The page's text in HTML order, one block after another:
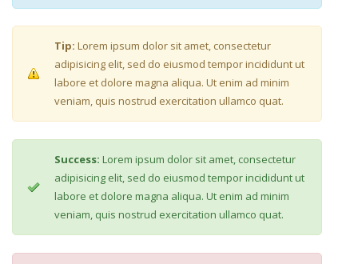
Tip: Lorem ipsum dolor sit amet, consectetur
adipisicing elit, sed do eiusmod tempor incididunt ut
labore et dolore magna aliqua. Ut enim ad minim
veniam, quis nostrud exercitation ullamco quat.
Success: Lorem ipsum dolor sit amet, consectetur
adipisicing elit, sed do eiusmod tempor incididunt ut
labore et dolore magna aliqua. Ut enim ad minim
veniam, quis nostrud exercitation ullamco quat.